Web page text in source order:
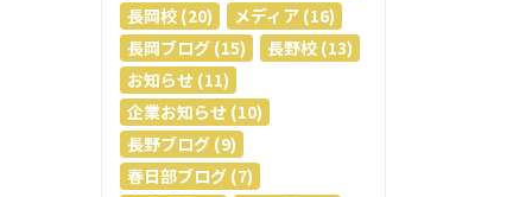
長岡校 (20)
メディア (16)
長岡ブログ (15)
長野校 (13)
お知らせ (11)
企業お知らせ (10)
長野ブログ (9)
春日部ブログ (7)